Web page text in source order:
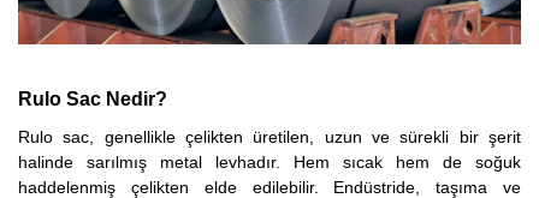
Rulo Sac Nedir?
Rulo sac, genellikle çelikten üretilen, uzun ve sürekli bir şerit
halinde sarılmış metal levhadır. Hem sıcak hem de soğuk
haddelenmiş çelikten elde edilebilir. Endüstride, taşıma ve